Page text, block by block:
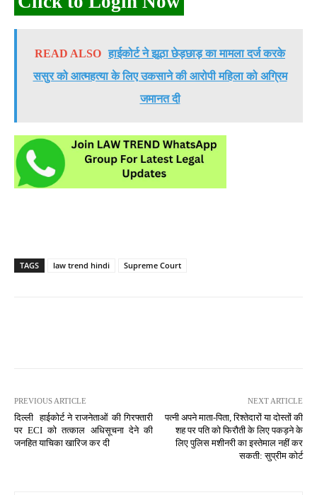
READ ALSO हाईकोर्ट ने झूठा छेड़छाड़ का मामला दर्ज करके
ससुर को आत्महत्या के लिए उकसाने की आरोपी महिला को अग्रिम
जमानत दी
TAGS law trend hindi Supreme Court
PREVIOUS ARTICLE
दिल्ली हाईकोर्ट ने राजनेताओं की गिरफ्तारी
पर ECI को तत्काल अधिसूचना देने की
जनहित याचिका खारिज कर दी
NEXT ARTICLE
पत्नी अपने माता-पिता, रिश्तेदारों या दोस्तों की
शह पर पति को फिरौती के लिए पकड़ने के
लिए पुलिस मशीनरी का इस्तेमाल नहीं कर
सकती: सुप्रीम कोर्ट